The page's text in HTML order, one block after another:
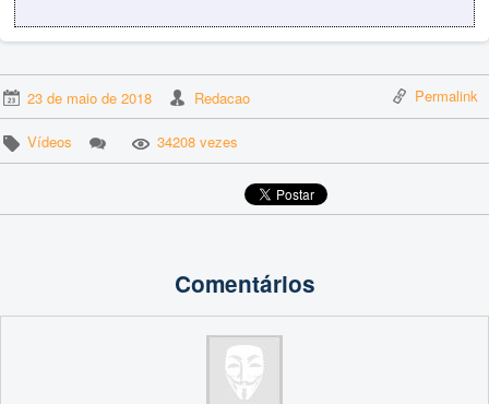
23 de maio de 2018 Redacao Permalink
Vídeos 34208 vezes
Comentários